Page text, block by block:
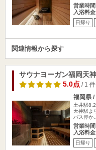
営業時
入浴料
日帰り
関連情報から探す
サウナヨーガン福岡天神
5.0点/ 1 件
福岡県
土井駅
天神駅よ
バス停か…
営業時
入浴料
日帰り